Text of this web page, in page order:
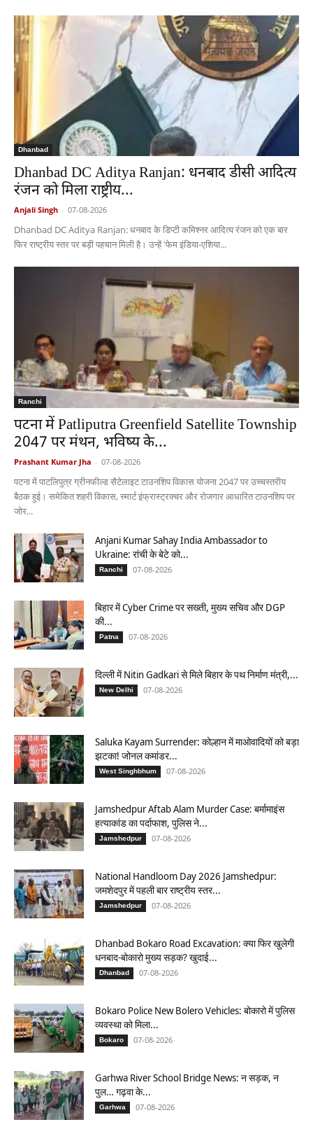
Dhanbad
Dhanbad DC Aditya Ranjan: धनबाद डीसी आदित्य
रंजन को मिला राष्ट्रीय...
Anjali Singh - 07-08-2026
Dhanbad DC Aditya Ranjan: धनबाद के डिप्टी कमिश्नर आदित्य रंजन को एक बार
फिर राष्ट्रीय स्तर पर बड़ी पहचान मिली है। उन्हें 'फेम इंडिया-एशिया...
Ranchi
पटना में Patliputra Greenfield Satellite Township
2047 पर मंथन, भविष्य के...
Prashant Kumar Jha - 07-08-2026
पटना में पाटलिपुत्र ग्रीनफील्ड सैटेलाइट टाउनशिप विकास योजना 2047 पर उच्चस्तरीय
बैठक हुई। समेकित शहरी विकास, स्मार्ट इंफ्रास्ट्रक्चर और रोजगार आधारित टाउनशिप पर
जोर...
Anjani Kumar Sahay India Ambassador to
Ukraine: रांची के बेटे को...
Ranchi 07-08-2026
बिहार में Cyber Crime पर सख्ती, मुख्य सचिव और DGP
की...
Patna 07-08-2026
दिल्ली में Nitin Gadkari से मिले बिहार के पथ निर्माण मंत्री,...
New Delhi 07-08-2026
Saluka Kayam Surrender: कोल्हान में माओवादियों को बड़ा
झटका! जोनल कमांडर...
West Singhbhum 07-08-2026
Jamshedpur Aftab Alam Murder Case: बर्मामाइंस
हत्याकांड का पर्दाफाश, पुलिस ने...
Jamshedpur 07-08-2026
National Handloom Day 2026 Jamshedpur:
जमशेदपुर में पहली बार राष्ट्रीय स्तर...
Jamshedpur 07-08-2026
Dhanbad Bokaro Road Excavation: क्या फिर खुलेगी
धनबाद-बोकारो मुख्य सड़क? खुदाई...
Dhanbad 07-08-2026
Bokaro Police New Bolero Vehicles: बोकारो में पुलिस
व्यवस्था को मिला...
Bokaro 07-08-2026
Garhwa River School Bridge News: न सड़क, न
पुल… गढ़वा के...
Garhwa 07-08-2026